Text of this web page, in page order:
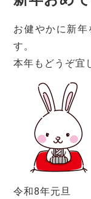
お健やかに新年
す。
本年もどうぞ宜
令和8年元旦